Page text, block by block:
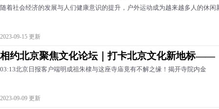
随着社会经济的发展与人们健康意识的提升，户外运动成为越来越多人的休
2023-09-15 更新
相约北京聚焦文化论坛｜打卡北京文化新地标——
03:13北京日报客户端明成祖朱棣与这座寺庙竟有不解之缘！揭开寺院内金
2023-09-09 更新